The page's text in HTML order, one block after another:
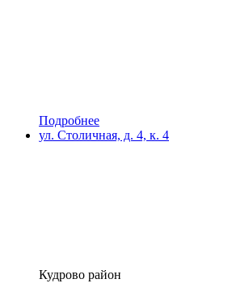
Подробнее
ул. Столичная, д. 4, к. 4
Кудрово район